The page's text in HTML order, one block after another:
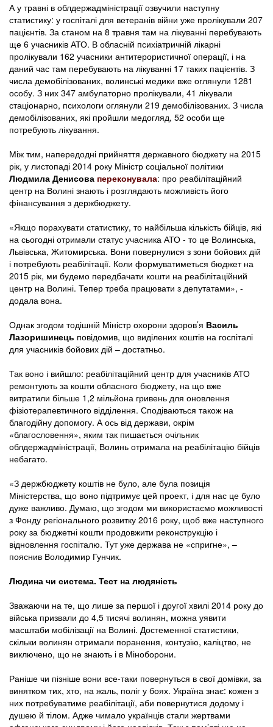
А у травні в облдержадміністрації озвучили наступну
статистику: у госпіталі для ветеранів війни уже пролікували 207
пацієнтів. За станом на 8 травня там на лікуванні перебувають
ще 6 учасників АТО. В обласній психіатричній лікарні
пролікували 162 учасники антитерористичної операції, і на
даний час там перебувають на лікуванні 17 таких пацієнтів. З
числа демобілізованих, волинські медики вже оглянули 1281
особу. З них 347 амбулаторно пролікували, 41 лікували
стаціонарно, психологи оглянули 219 демобілізованих. З числа
демобілізованих, які пройшли медогляд, 52 особи ще
потребують лікування.
Між тим, напередодні прийняття державного бюджету на 2015
рік, у листопаді 2014 року Міністр соціальної політики
Людмила Денисова переконувала: про реабілітаційний
центр на Волині знають і розглядають можливість його
фінансування з держбюджету.
«Якщо порахувати статистику, то найбільша кількість бійців, які
на сьогодні отримали статус учасника АТО - то це Волинська,
Львівська, Житомирська. Вони повернулися з зони бойових дій
і потребують реабілітації. Коли формуватиметься бюджет на
2015 рік, ми будемо передбачати кошти на реабілітаційний
центр на Волині. Тепер треба працювати з депутатами», -
додала вона.
Однак згодом тодішній Міністр охорони здоров’я Василь
Лазоришинець повідомив, що виділених коштів на госпіталі
для учасників бойових дій – достатньо.
Так воно і вийшло: реабілітаційний центр для учасників АТО
ремонтують за кошти обласного бюджету, на що вже
витратили більше 1,2 мільйона гривень для оновлення
фізіотерапевтичного відділення. Сподіваються також на
благодійну допомогу. А ось від держави, окрім
«благословення», яким так пишається очільник
облдержадміністрації, Волинь отримала на реабілітацію бійців
небагато.
«З держбюджету коштів не було, але була позиція
Міністерства, що воно підтримує цей проект, і для нас це було
дуже важливо. Думаю, що згодом ми використаємо можливості
з Фонду регіонального розвитку 2016 року, щоб вже наступного
року за бюджетні кошти продовжити реконструкцію і
відновлення госпіталю. Тут уже держава не «спригне», –
пояснив Володимир Гунчик.
Людина чи система. Тест на людяність
Зважаючи на те, що лише за першої і другої хвилі 2014 року до
війська призвали до 4,5 тисячі волинян, можна уявити
масштаби мобілізації на Волині. Достеменної статистики,
скільки волинян отримали поранення, контузію, каліцтво, не
виключено, що не знають і в Міноборони.
Раніше чи пізніше вони все-таки повернуться в свої домівки, за
винятком тих, хто, на жаль, поліг у боях. Україна знає: кожен з
них потребуватиме реабілітації, аби повернутися додому і
душею й тілом. Адже чимало українців стали жертвами